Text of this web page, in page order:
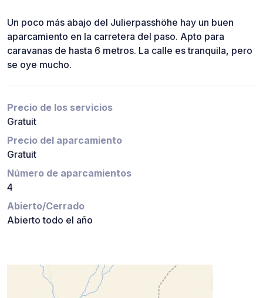
Un poco más abajo del Julierpasshöhe hay un buen
aparcamiento en la carretera del paso. Apto para
caravanas de hasta 6 metros. La calle es tranquila, pero
se oye mucho.
Precio de los servicios
Gratuit
Precio del aparcamiento
Gratuit
Número de aparcamientos
4
Abierto/Cerrado
Abierto todo el año